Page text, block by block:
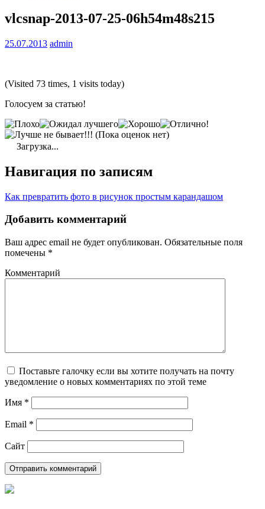
vlcsnap-2013-07-25-06h54m48s215
25.07.2013 admin
(Visited 73 times, 1 visits today)
Голосуем за статью!
(Пока оценок нет)
Загрузка...
Навигация по записям
Как превратить фото в рисунок простым карандашом
Добавить комментарий
Ваш адрес email не будет опубликован. Обязательные поля
помечены *
Комментарий
Поставьте галочку если вы хотите получать на почту
уведомление о новых комментариях по этой теме
Имя *
Email *
Сайт